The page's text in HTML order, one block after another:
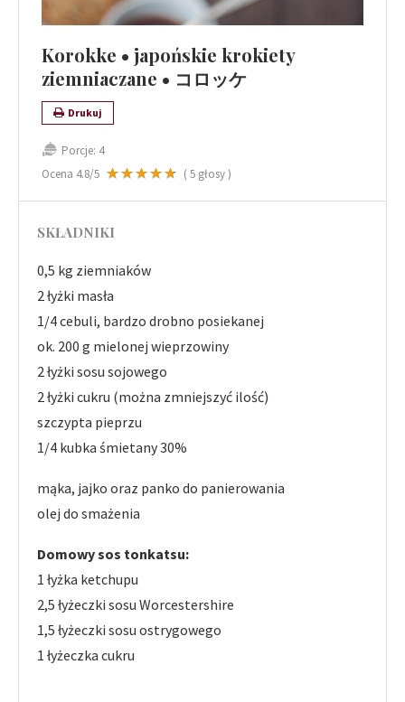
Korokke • japońskie krokiety
ziemniaczane • コロッケ
Drukuj
Porcje: 4
Ocena 4.8/5 (5 głosy )
SKŁADNIKI
0,5 kg ziemniaków
2 łyżki masła
1/4 cebuli, bardzo drobno posiekanej
ok. 200 g mielonej wieprzowiny
2 łyżki sosu sojowego
2 łyżki cukru (można zmniejszyć ilość)
szczypta pieprzu
1/4 kubka śmietany 30%
mąka, jajko oraz panko do panierowania
olej do smażenia
Domowy sos tonkatsu:
1 łyżka ketchupu
2,5 łyżeczki sosu Worcestershire
1,5 łyżeczki sosu ostrygowego
1 łyżeczka cukru